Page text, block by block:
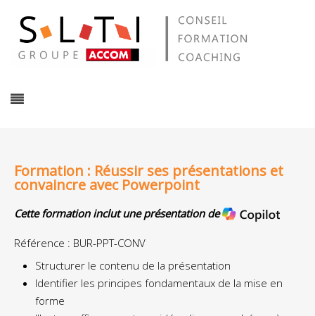
Formation : Réussir ses présentations et
convaincre avec Powerpoint
Cette formation inclut une présentation de
Référence : BUR-PPT-CONV
Structurer le contenu de la présentation
Identifier les principes fondamentaux de la mise en
forme